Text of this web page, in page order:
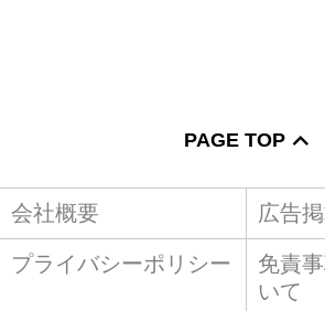
PAGE TOP
会社概要 広告
プライバシーポリシー
免責
いて